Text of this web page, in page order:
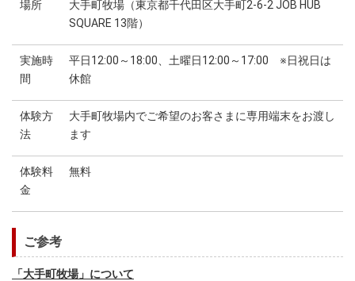
場所
大手町牧場（東京都千代田区大手町2-6-2 JOB HUB
SQUARE 13階）
実施時
間
平日12:00～18:00、土曜日12:00～17:00 ※日祝日は
休館
体験方
法
大手町牧場内でご希望のお客さまに専用端末をお渡し
ます
体験料
金
無料
ご参考
「大手町牧場」について